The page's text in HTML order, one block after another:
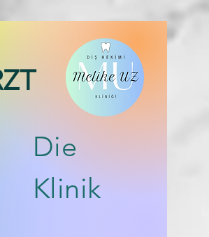
Die
Klinik